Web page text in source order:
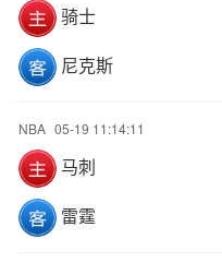
骑士
尼克斯
NBA 05-19 11:14:11
马刺
雷霆